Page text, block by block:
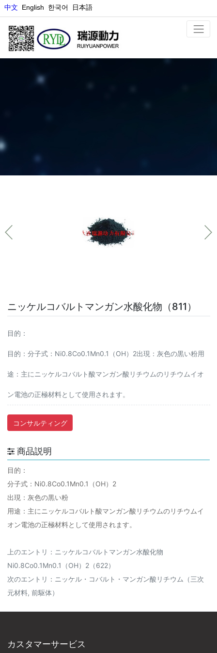
中文 English 한국어 日本語
カソード材料
ニッケルコバルトマンガン水酸化物（811）
目的：
目的：分子式：Ni0.8Co0.1Mn0.1（OH）2出現：灰色の黒い粉用
途：主にニッケルコバルト酸マンガン酸リチウムのリチウムイオ
ン電池の正極材料として使用されます。
コンサルティング
商品説明
目的：
分子式：Ni0.8Co0.1Mn0.1（OH）2
出現：灰色の黒い粉
用途：主にニッケルコバルト酸マンガン酸リチウムのリチウムイ
オン電池の正極材料として使用されます。
上のエントリ： ニッケルコバルトマンガン水酸化物
Ni0.8Co0.1Mn0.1（OH）2（622）
次のエントリ： ニッケル・コバルト・マンガン酸リチウム（三次
元材料, 前駆体）
カスタマーサービス